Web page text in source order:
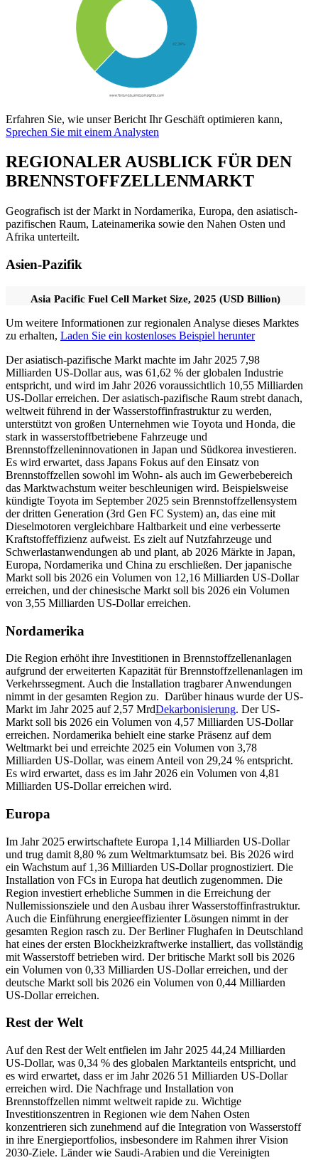
Erfahren Sie, wie unser Bericht Ihr Geschäft optimieren kann,
Sprechen Sie mit einem Analysten
REGIONALER AUSBLICK FÜR DEN
BRENNSTOFFZELLENMARKT
Geografisch ist der Markt in Nordamerika, Europa, den asiatisch-
pazifischen Raum, Lateinamerika sowie den Nahen Osten und
Afrika unterteilt.
Asien-Pazifik
Asia Pacific Fuel Cell Market Size, 2025 (USD Billion)
Um weitere Informationen zur regionalen Analyse dieses Marktes
zu erhalten, Laden Sie ein kostenloses Beispiel herunter
Der asiatisch-pazifische Markt machte im Jahr 2025 7,98
Milliarden US-Dollar aus, was 61,62 % der globalen Industrie
entspricht, und wird im Jahr 2026 voraussichtlich 10,55 Milliarden
US-Dollar erreichen. Der asiatisch-pazifische Raum strebt danach,
weltweit führend in der Wasserstoffinfrastruktur zu werden,
unterstützt von großen Unternehmen wie Toyota und Honda, die
stark in wasserstoffbetriebene Fahrzeuge und
Brennstoffzelleninnovationen in Japan und Südkorea investieren.
Es wird erwartet, dass Japans Fokus auf den Einsatz von
Brennstoffzellen sowohl im Wohn- als auch im Gewerbebereich
das Marktwachstum weiter beschleunigen wird. Beispielsweise
kündigte Toyota im September 2025 sein Brennstoffzellensystem
der dritten Generation (3rd Gen FC System) an, das eine mit
Dieselmotoren vergleichbare Haltbarkeit und eine verbesserte
Kraftstoffeffizienz aufweist. Es zielt auf Nutzfahrzeuge und
Schwerlastanwendungen ab und plant, ab 2026 Märkte in Japan,
Europa, Nordamerika und China zu erschließen. Der japanische
Markt soll bis 2026 ein Volumen von 12,16 Milliarden US-Dollar
erreichen, und der chinesische Markt soll bis 2026 ein Volumen
von 3,55 Milliarden US-Dollar erreichen.
Nordamerika
Die Region erhöht ihre Investitionen in Brennstoffzellenanlagen
aufgrund der erweiterten Kapazität für Brennstoffzellenanlagen im
Verkehrssegment. Auch die Installation tragbarer Anwendungen
nimmt in der gesamten Region zu. Darüber hinaus wurde der US-
Markt im Jahr 2025 auf 2,57 MrdDekarbonisierung. Der US-
Markt soll bis 2026 ein Volumen von 4,57 Milliarden US-Dollar
erreichen. Nordamerika behielt eine starke Präsenz auf dem
Weltmarkt bei und erreichte 2025 ein Volumen von 3,78
Milliarden US-Dollar, was einem Anteil von 29,24 % entspricht.
Es wird erwartet, dass es im Jahr 2026 ein Volumen von 4,81
Milliarden US-Dollar erreichen wird.
Europa
Im Jahr 2025 erwirtschaftete Europa 1,14 Milliarden US-Dollar
und trug damit 8,80 % zum Weltmarktumsatz bei. Bis 2026 wird
ein Wachstum auf 1,36 Milliarden US-Dollar prognostiziert. Die
Installation von FCs in Europa hat deutlich zugenommen. Die
Region investiert erhebliche Summen in die Erreichung der
Nullemissionsziele und den Ausbau ihrer Wasserstoffinfrastruktur.
Auch die Einführung energieeffizienter Lösungen nimmt in der
gesamten Region rasch zu. Der Berliner Flughafen in Deutschland
hat eines der ersten Blockheizkraftwerke installiert, das vollständig
mit Wasserstoff betrieben wird. Der britische Markt soll bis 2026
ein Volumen von 0,33 Milliarden US-Dollar erreichen, und der
deutsche Markt soll bis 2026 ein Volumen von 0,44 Milliarden
US-Dollar erreichen.
Rest der Welt
Auf den Rest der Welt entfielen im Jahr 2025 44,24 Milliarden
US-Dollar, was 0,34 % des globalen Marktanteils entspricht, und
es wird erwartet, dass er im Jahr 2026 51 Milliarden US-Dollar
erreichen wird. Die Nachfrage und Installation von
Brennstoffzellen nimmt weltweit rapide zu. Wichtige
Investitionszentren in Regionen wie dem Nahen Osten
konzentrieren sich zunehmend auf die Integration von Wasserstoff
in ihre Energieportfolios, insbesondere im Rahmen ihrer Vision
2030-Ziele. Länder wie Saudi-Arabien und die Vereinigten